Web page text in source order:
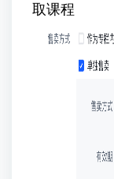
取课程